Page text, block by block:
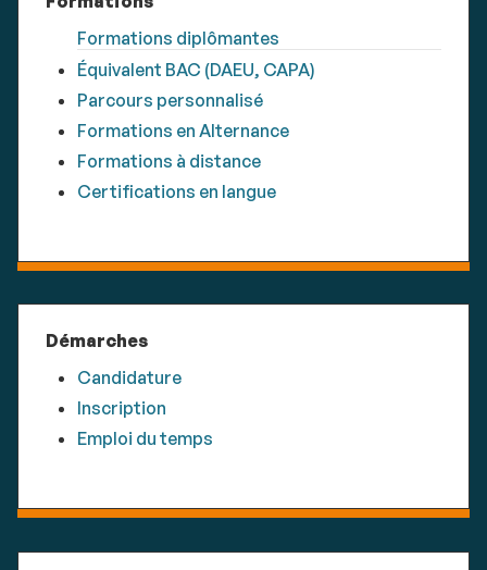
Formations diplômantes
Équivalent BAC (DAEU, CAPA)
Parcours personnalisé
Formations en Alternance
Formations à distance
Certifications en langue
Démarches
Candidature
Inscription
Emploi du temps